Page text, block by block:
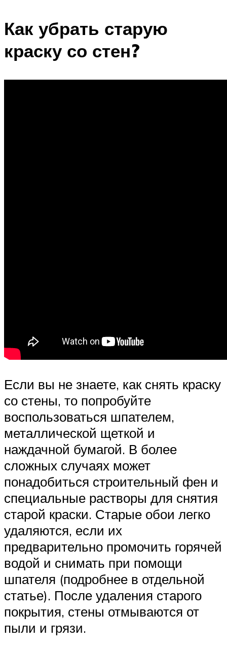
Как убрать старую
краску со стен?
Если вы не знаете, как снять краску
со стены, то попробуйте
воспользоваться шпателем,
металлической щеткой и
наждачной бумагой. В более
сложных случаях может
понадобиться строительный фен и
специальные растворы для снятия
старой краски. Старые обои легко
удаляются, если их
предварительно промочить горячей
водой и снимать при помощи
шпателя (подробнее в отдельной
статье). После удаления старого
покрытия, стены отмываются от
пыли и грязи.